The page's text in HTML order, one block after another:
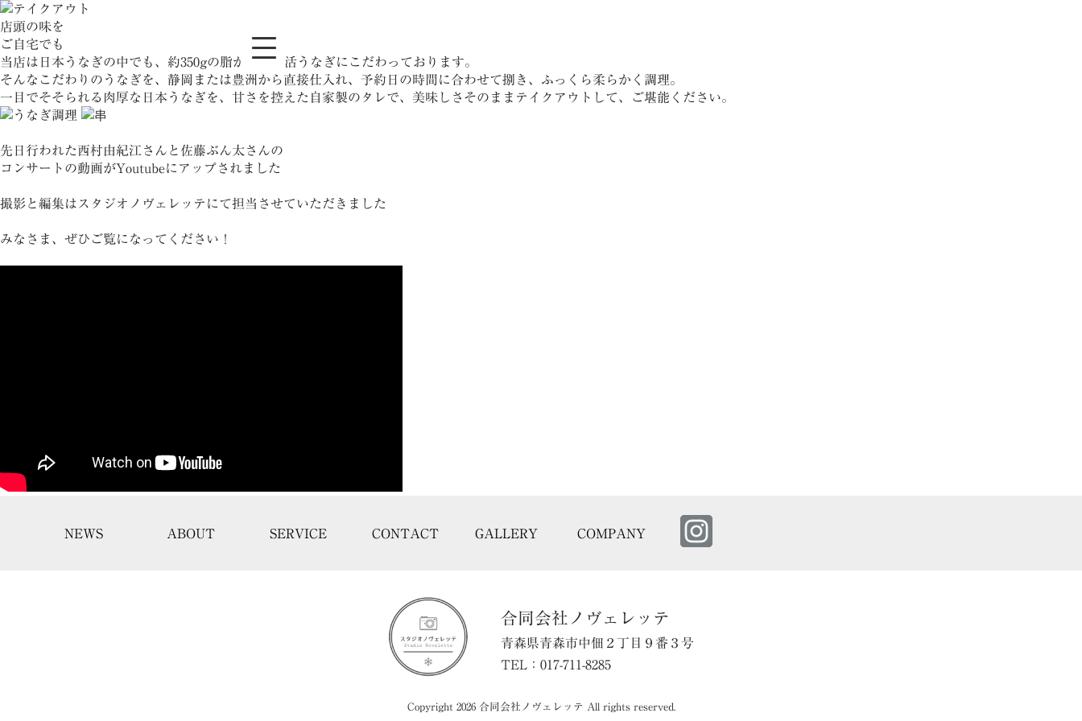
店頭の味を
ご自宅でも
当店は 日本うなぎの中でも、 約350gの脂が乗った活うなぎにこだわっております。
そんなこだわりのうなぎを、静岡または豊洲から直接仕入れ、予約日の時間に合わせて捌き、ふっくら柔らかく調理。
一目でそそられる肉厚な日本うなぎを、甘さを控えた自家製のタレで、美味しさそのままテイクアウトして、ご堪能ください。
先日行われた西村由紀江さんと佐藤ぶん太さんの
コンサートの動画がYoutubeにアップされました
撮影と編集はスタジオノヴェレッテにて担当させていただきました
みなさま、ぜひご覧になってください！
NEWS ABOUT SERVICE CONTACT GALLERY COMPANY
合同会社ノヴェレッテ
⻘森県⻘森市中佃２丁⽬９番３号
TEL：017-711-8285
Copyright 2026 合同会社ノヴェレッテ All rights reserved.